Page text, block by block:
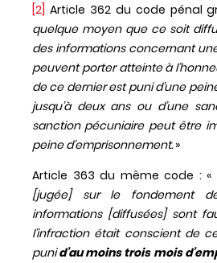
[2] Article 362 du code pénal
quelque moyen que ce soit
des informations concernant
peuvent porter atteinte à
de ce dernier est puni d’une
jusqu’à deux ans ou d’une
sanction pécuniaire peut être
peine d’emprisonnement.»
Article 363 du même code : «
[jugée] sur le fondement
informations [diffusées] sont
l’infraction était conscient de
punid’au moins trois mois